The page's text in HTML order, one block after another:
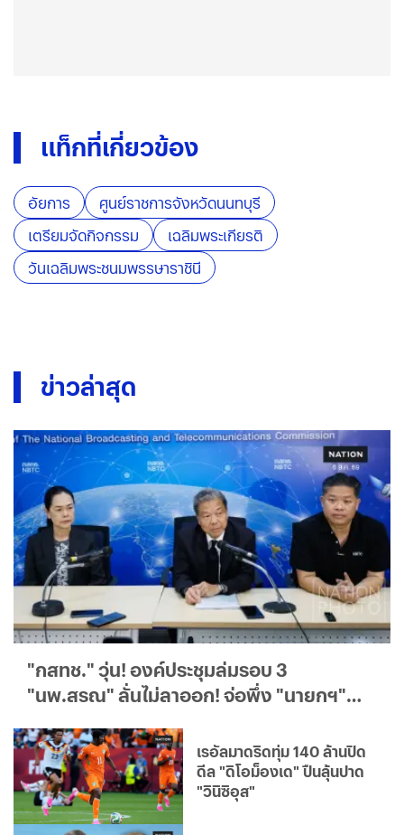
แท็กที่เกี่ยวข้อง
อัยการ
ศูนย์ราชการจังหวัดนนทบุรี
เตรียมจัดกิจกรรม
เฉลิมพระเกียรติ
วันเฉลิมพระชนมพรรษาราชินี
ข่าวล่าสุด
"กสทช." วุ่น! องค์ประชุมล่มรอบ 3
"นพ.สรณ" ลั่นไม่ลาออก! จ่อพึ่ง "นายกฯ"
เรอัลมาดริดทุ่ม 140 ล้านปิด
ดีล "ดิโอม็องเด" ปืนลุ้นปาด
"วินิซิอุส"